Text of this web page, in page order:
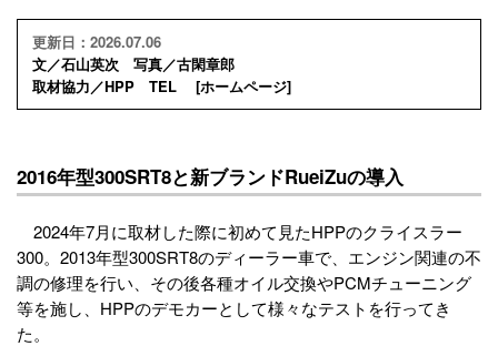
更新日：2026.07.06
文／石山英次 写真／古閑章郎
取材協力／HPP TEL [ホームページ]
2016年型300SRT8と新ブランドRueiZuの導入
2024年7月に取材した際に初めて見たHPPのクライスラー
300。2013年型300SRT8のディーラー車で、エンジン関連の不
調の修理を行い、その後各種オイル交換やPCMチューニング
等を施し、HPPのデモカーとして様々なテストを行ってき
た。